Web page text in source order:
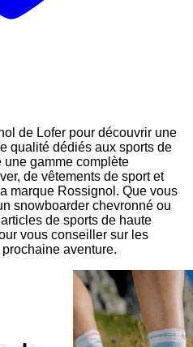
de Lofer pour découvrir une
qualité dédiés aux sports de
une gamme complète
de vêtements de sport et
marque Rossignol. Que vous
snowboarder chevronné ou
de sports de haute
vous conseiller sur les
aventure.